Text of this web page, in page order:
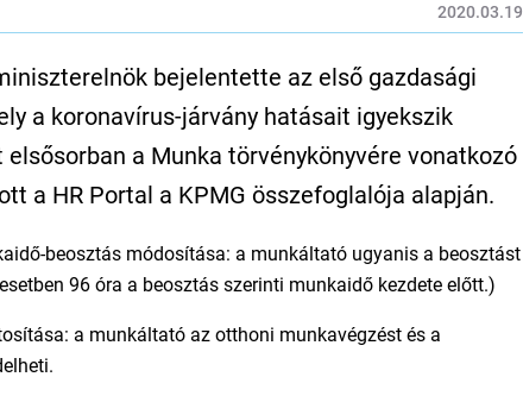
2020.03.19
bejelentette az első gazdasági
a koronavírus-járvány hatásait igyekszik
a Munka törvénykönyvére vonatkozó
a HR Portal a KPMG összefoglalója alapján.
beosztás módosítása: a munkáltató ugyanis a beosztást
96 óra a beosztás szerinti munkaidő kezdete előtt.)
a munkáltató az otthoni munkavégzést és a